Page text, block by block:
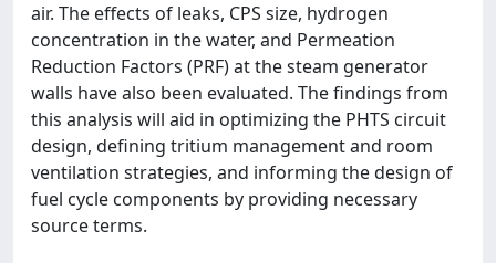
air. The effects of leaks, CPS size, hydrogen
concentration in the water, and Permeation
Reduction Factors (PRF) at the steam generator
walls have also been evaluated. The findings from
this analysis will aid in optimizing the PHTS circuit
design, defining tritium management and room
ventilation strategies, and informing the design of
fuel cycle components by providing necessary
source terms.